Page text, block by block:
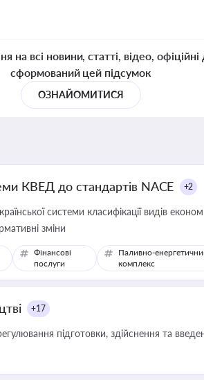
на всі новини, статті, відео,
сформований цей підсумок
ОЗНАЙОМИТИСЯ
КВЕД до стандартів NACE +2
системи класифікації видів
зміни
Фінансові
послуги
Паливно-
комплекс
+17
підготовки, здійснення та